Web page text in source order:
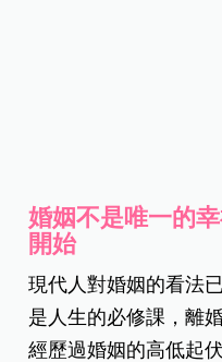
婚姻不是唯一的
開始
現代人對婚姻的看法
是人生的必修課，離
經歷過婚姻的高低起